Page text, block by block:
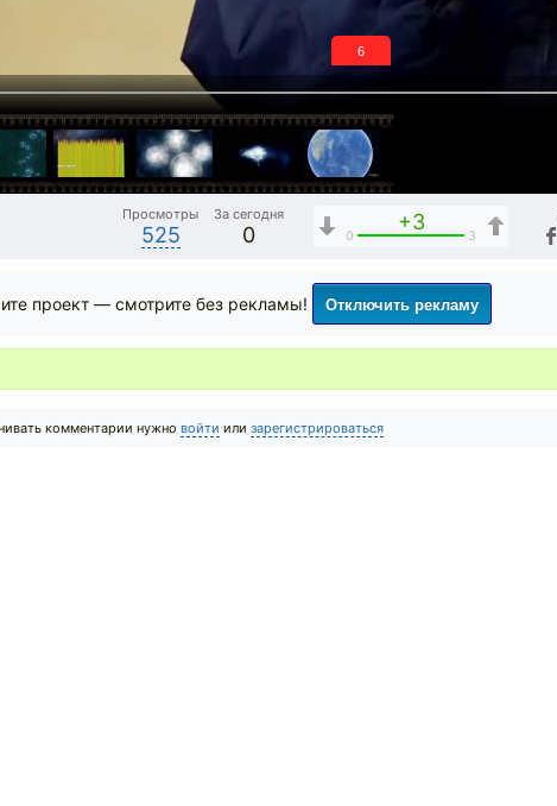
5
Просмотры
525
За сегодня
0
+3
0 3
проект — смотрите без рекламы! Отключить рекламу
комментарии нужно войти или зарегистрироваться